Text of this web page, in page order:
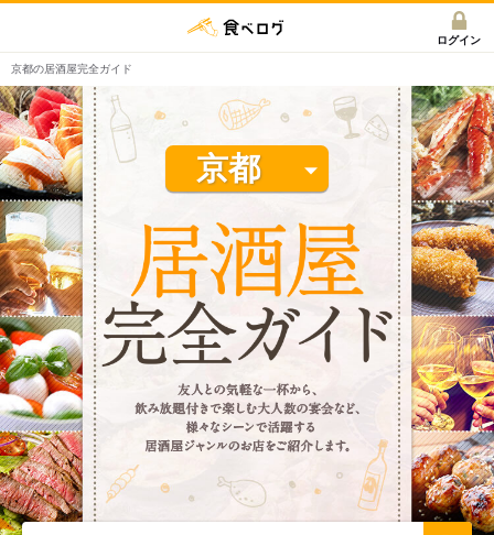
インストール アプリで開く
ログイン
京都の居酒屋完全ガイド